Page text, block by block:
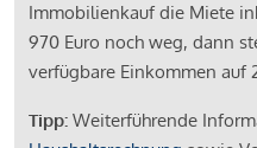
Immobilienkauf die Miete
970 Euro noch weg, dann
verfügbare Einkommen auf
Tipp: Weiterführende